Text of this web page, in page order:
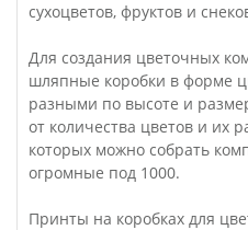
сухоцветов, фруктов и
Для создания цветочных
шляпные коробки в форме
разными по высоте и
от количества цветов и их
которых можно собрать
огромные под 1000.
Принты на коробках для